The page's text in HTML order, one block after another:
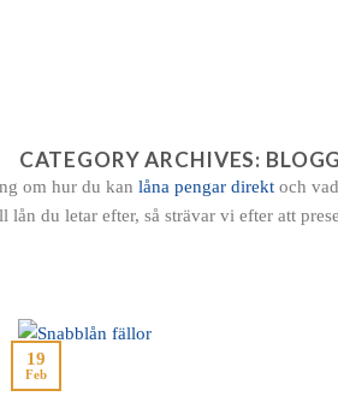
CATEGORY ARCHIVES: BLOGG
om hur du kan låna pengar direktoch
lån du letar efter, så strävar vi efter att
19
Feb